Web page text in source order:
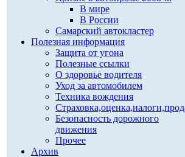
В мире
В России
Самарский автокластер
Полезная информация
Защита от угона
Полезные ссылки
О здоровье водителя
Уход за автомобилем
Техника вождения
Безопасность дорожного
движения
Прочее
Архив